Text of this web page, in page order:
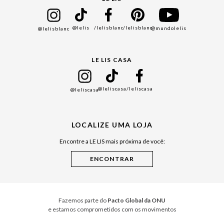
Black Friday
Cuidados Casa
@lelisblanc @lelis /lelisblanc/lelisblanc@mundolelis
LE LIS CASA
@leliscasa@leliscasa/leliscasa
LOCALIZE UMA LOJA
Encontre a LE LIS mais próxima de você:
Fazemos parte do Pacto Global da ONU
e estamos comprometidos com os movimentos